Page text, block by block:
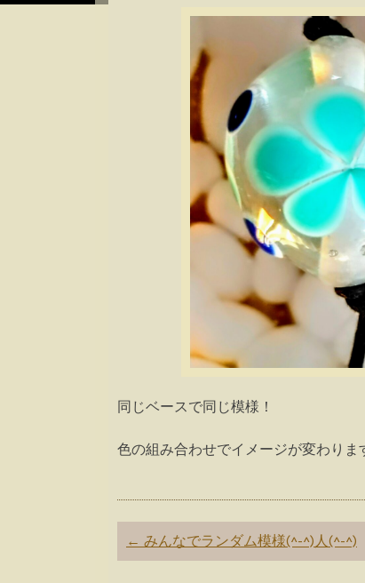
同じベースで同じ模様！
色の組み合わせでイメージが変わりま
Post
navigation
← みんなでランダム模様(^-^)人(^-^)